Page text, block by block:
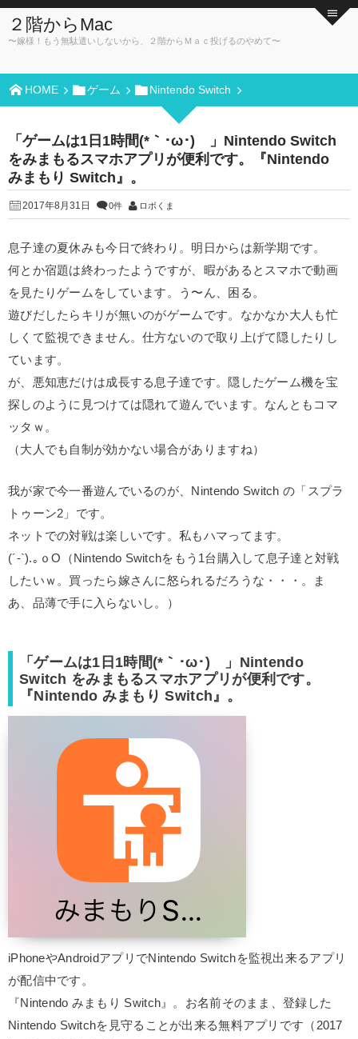
２階からMac
〜嫁様！もう無駄遣いしないから、２階からＭａｃ投げるのやめて〜
HOME ゲーム Nintendo Switch
「ゲームは1日1時間(*｀･ω･)ゞ」Nintendo Switch
をみまもるスマホアプリが便利です。『Nintendo
みまもり Switch』。
2017年8月31日 0件 ロボくま
息子達の夏休みも今日で終わり。明日からは新学期です。
何とか宿題は終わったようですが、暇があるとスマホで動画
を見たりゲームをしています。う〜ん、困る。
遊びだしたらキリが無いのがゲームです。なかなか大人も忙
しくて監視できません。仕方ないので取り上げて隠したりし
ています。
が、悪知恵だけは成長する息子達です。隠したゲーム機を宝
探しのように見つけては隠れて遊んでいます。なんともコマ
ッタｗ。
（大人でも自制が効かない場合がありますね）
我が家で今一番遊んでいるのが、Nintendo Switch の「スプラ
トゥーン2」です。
ネットでの対戦は楽しいです。私もハマってます。
(´-`).｡ｏO（Nintendo Switchをもう1台購入して息子達と対戦
したいｗ。買ったら嫁さんに怒られるだろうな・・・。ま
あ、品薄で手に入らないし。）
「ゲームは1日1時間(*｀･ω･)ゞ」Nintendo
Switch をみまもるスマホアプリが便利です。
『Nintendo みまもり Switch』。
iPhoneやAndroidアプリでNintendo Switchを監視出来るアプリ
が配信中です。
『Nintendo みまもり Switch』。お名前そのまま、登録した
Nintendo Switchを見守ることが出来る無料アプリです（2017